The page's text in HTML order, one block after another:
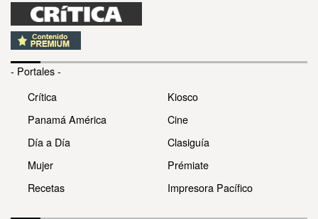
- Portales -
Crítica
Panamá América
Día a Día
Mujer
Recetas
Kiosco
Cine
Clasiguía
Prémiate
Impresora Pacífico